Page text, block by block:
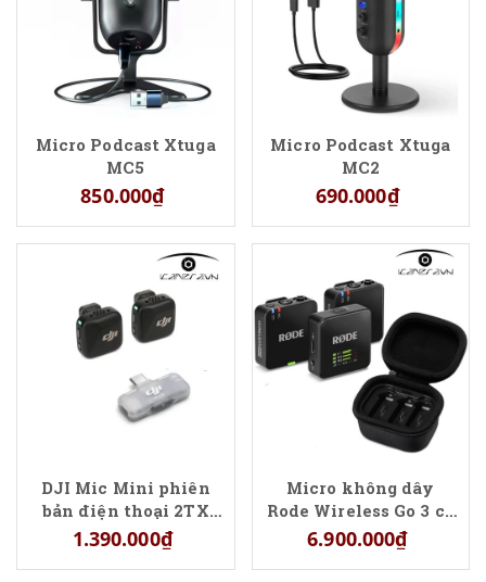
Micro Podcast Xtuga
MC5
850.000₫
Micro Podcast Xtuga
MC2
690.000₫
DJI Mic Mini phiên
bản điện thoại 2TX
1RX
1.390.000₫
Micro không dây
Rode Wireless Go 3 có
hộp sạc chính hãng
6.900.000₫